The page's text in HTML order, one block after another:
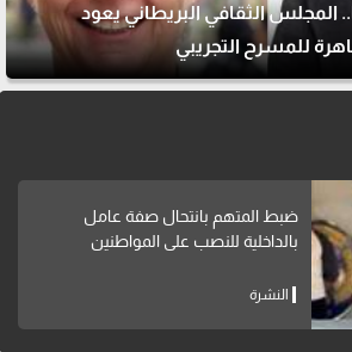
من 15 عامًا.. المجلس الثقافي البريطاني يعود
للمسرح التجريبي
ضبط المتهم بانتحال صفة عامل
بالداخلية للنصب على المواطنين
النشرة